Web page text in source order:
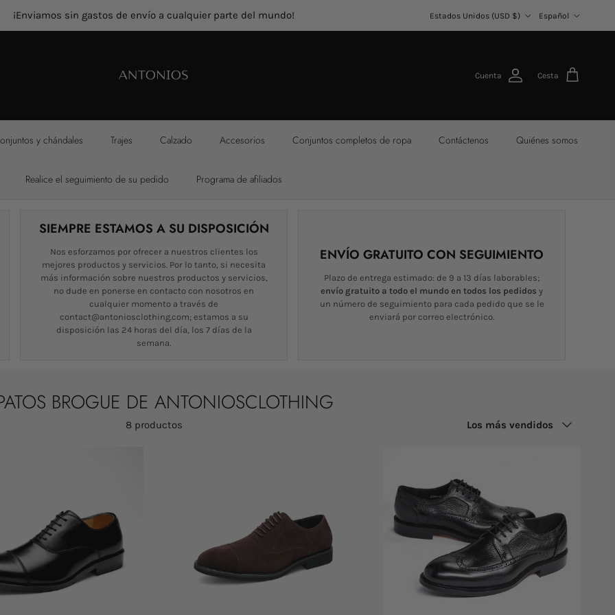
¡Enviamos sin gastos de envío a cualquier parte del mundo! Estados Unidos (USD $) Español
Cuenta Cesta
y chándales Trajes Calzado Accesorios Conjuntos completos de ropa Contáctenos Quiénes somos
Realice el seguimiento de su pedido Programa de afiliados
SIEMPRE ESTAMOS A SU DISPOSICIÓN
Nos esforzamos por ofrecer a nuestros clientes los
mejores productos y servicios. Por lo tanto, si necesita
más información sobre nuestros productos y servicios,
no dude en ponerse en contacto con nosotros en
cualquier momento a través de
contact@antoniosclothing.com; estamos a su
disposición las 24 horas del día, los 7 días de la
semana.
ENVÍO GRATUITO CON SEGUIMIENTO
Plazo de entrega estimado: de 9 a 13 días laborables;
envío gratuito a todo el mundo en todos los pedidos y
un número de seguimiento para cada pedido que se le
enviará por correo electrónico.
BROGUE DE ANTONIOSCLOTHING
8 productos
Ordenar por
Los más vendidos